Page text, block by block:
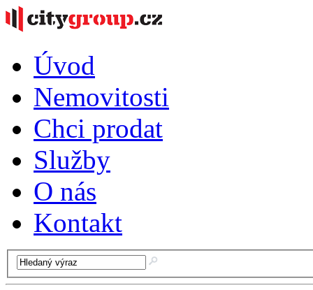
Úvod
Nemovitosti
Chci prodat
Služby
O nás
Kontakt